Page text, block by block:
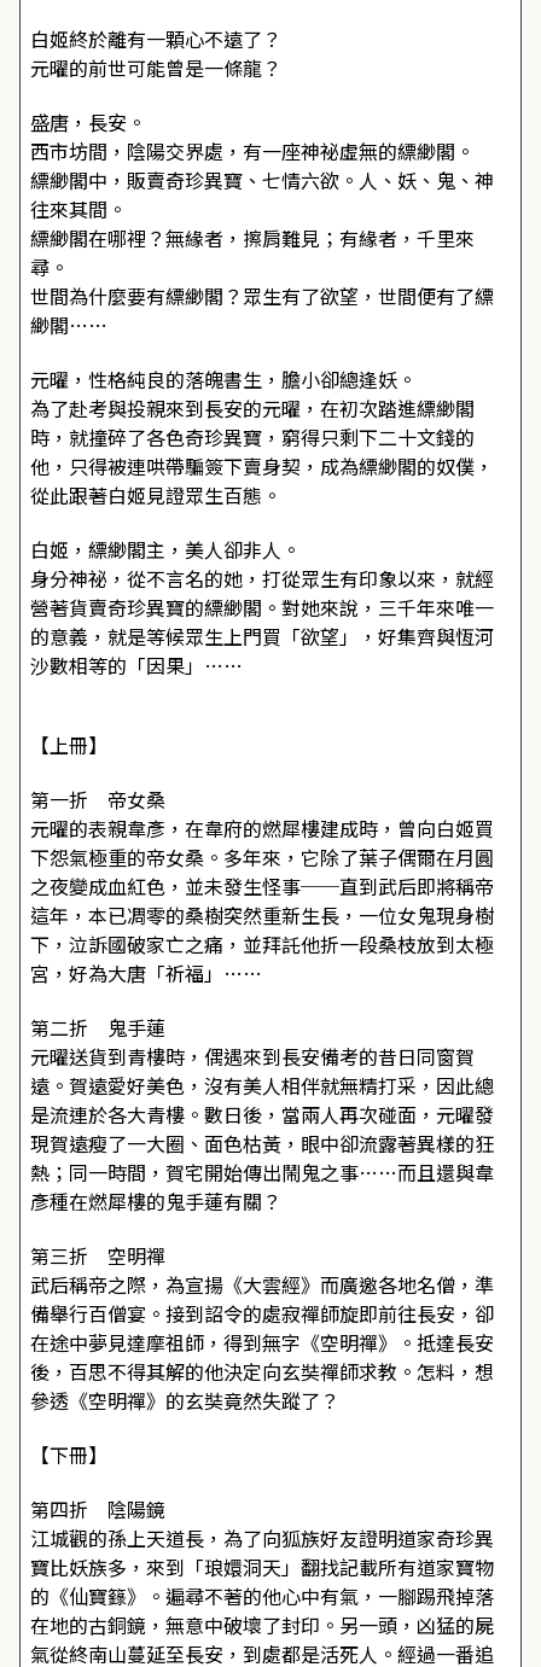
白姬終於離有一顆心不遠了？
元曜的前世可能曾是一條龍？
盛唐，長安。
西市坊間，陰陽交界處，有一座神祕虛無的縹緲閣。
縹緲閣中，販賣奇珍異寶、七情六欲。人、妖、鬼、神
往來其間。
縹緲閣在哪裡？無緣者，擦肩難見；有緣者，千里來
尋。
世間為什麼要有縹緲閣？眾生有了欲望，世間便有了縹
緲閣……
元曜，性格純良的落魄書生，膽小卻總逢妖。
為了赴考與投親來到長安的元曜，在初次踏進縹緲閣
時，就撞碎了各色奇珍異寶，窮得只剩下二十文錢的
他，只得被連哄帶騙簽下賣身契，成為縹緲閣的奴僕，
從此跟著白姬見證眾生百態。
白姬，縹緲閣主，美人卻非人。
身分神祕，從不言名的她，打從眾生有印象以來，就經
營著貨賣奇珍異寶的縹緲閣。對她來說，三千年來唯一
的意義，就是等候眾生上門買「欲望」，好集齊與恆河
沙數相等的「因果」……
【上冊】
第一折 帝女桑
元曜的表親韋彥，在韋府的燃犀樓建成時，曾向白姬買
下怨氣極重的帝女桑。多年來，它除了葉子偶爾在月圓
之夜變成血紅色，並未發生怪事──直到武后即將稱帝
這年，本已凋零的桑樹突然重新生長，一位女鬼現身樹
下，泣訴國破家亡之痛，並拜託他折一段桑枝放到太極
宮，好為大唐「祈福」……
第二折 鬼手蓮
元曜送貨到青樓時，偶遇來到長安備考的昔日同窗賀
遠。賀遠愛好美色，沒有美人相伴就無精打采，因此總
是流連於各大青樓。數日後，當兩人再次碰面，元曜發
現賀遠瘦了一大圈、面色枯黃，眼中卻流露著異樣的狂
熱；同一時間，賀宅開始傳出鬧鬼之事……而且還與韋
彥種在燃犀樓的鬼手蓮有關？
第三折 空明禪
武后稱帝之際，為宣揚《大雲經》而廣邀各地名僧，準
備舉行百僧宴。接到詔令的處寂禪師旋即前往長安，卻
在途中夢見達摩祖師，得到無字《空明禪》。抵達長安
後，百思不得其解的他決定向玄奘禪師求教。怎料，想
參透《空明禪》的玄奘竟然失蹤了？
【下冊】
第四折 陰陽鏡
江城觀的孫上天道長，為了向狐族好友證明道家奇珍異
寶比妖族多，來到「琅嬛洞天」翻找記載所有道家寶物
的《仙寶籙》。遍尋不著的他心中有氣，一腳踢飛掉落
在地的古銅鏡，無意中破壞了封印。另一頭，凶猛的屍
氣從終南山蔓延至長安，到處都是活死人。經過一番追